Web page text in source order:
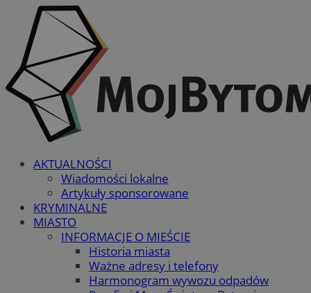
AKTUALNOŚCI
Wiadomości lokalne
Artykuły sponsorowane
KRYMINALNE
MIASTO
INFORMACJE O MIEŚCIE
Historia miasta
Ważne adresy i telefony
Harmonogram wywozu odpadów